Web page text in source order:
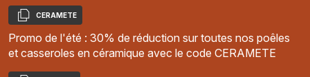
Copier
CERAMETE
Promo de l'été : 30% de réduction sur toutes nos poêles
et casseroles en céramique avec le code CERAMETE